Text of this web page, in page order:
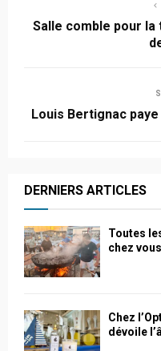
Salle comble pour la
Louis Bertignac
DERNIERS ARTICLES
Toutes
chez vous
Chez
dévoile